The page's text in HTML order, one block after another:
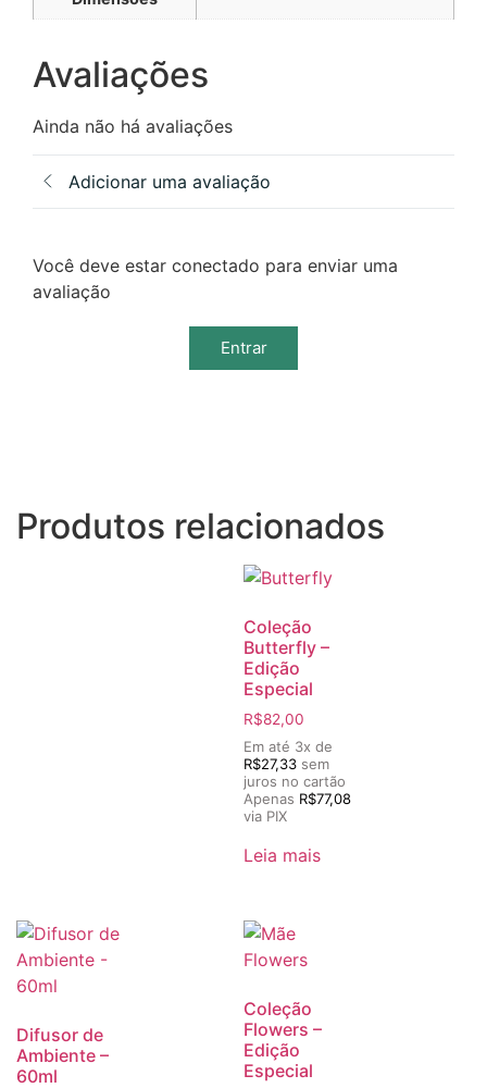
Avaliações
Ainda não há avaliações
Adicionar uma avaliação
Você deve estar conectado para enviar uma
avaliação
Entrar
Produtos relacionados
Coleção
Butterfly –
Edição
Especial
R$82,00
Em até 3x de
R$27,33 sem
juros no cartão
Apenas R$77,08
via PIX
Leia mais
Difusor de
Ambiente –
60ml
Coleção
Flowers –
Edição
Especial